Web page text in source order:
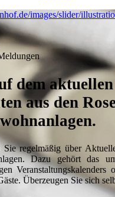
images/slider/
dem
aus den
regelmäßig über
Dazu gehört das
Veranstaltungskalenders
Überzeugen Sie sich